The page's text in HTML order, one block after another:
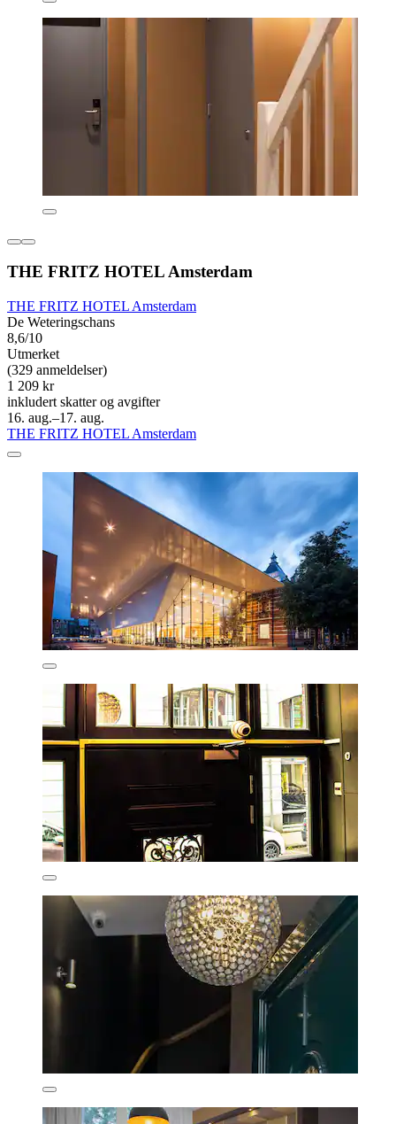
THE FRITZ HOTEL Amsterdam
THE FRITZ HOTEL Amsterdam
De Weteringschans
8,6/10
Utmerket
(329 anmeldelser)
1 209 kr
inkludert skatter og avgifter
16. aug.–17. aug.
THE FRITZ HOTEL Amsterdam